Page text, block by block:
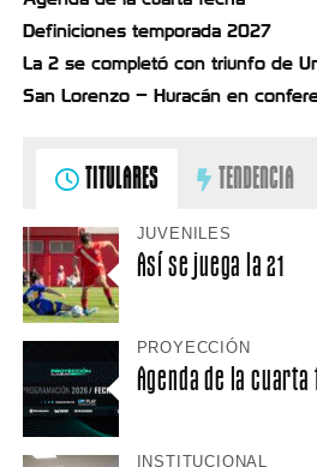
Definiciones temporada 2027
La 2 se completó con triunfo de
San Lorenzo – Huracán en
TITULARES TENDENCIA
JUVENILES
Así se juega la 21
PROYECCIÓN
Agenda de la cuarta
INSTITUCIONAL